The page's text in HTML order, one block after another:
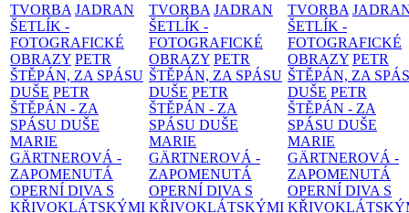
TVORBA JADRAN
ŠETLÍK -
FOTOGRAFICKÉ
OBRAZY PETR
ŠTĚPÁN, ZA SPÁSU
DUŠE PETR
ŠTĚPÁN - ZA
SPÁSU DUŠE
MARIE
GÄRTNEROVÁ -
ZAPOMENUTÁ
OPERNÍ DIVA S
KŘIVOKLÁTSKÝMI
TVORBA JADRAN
ŠETLÍK -
FOTOGRAFICKÉ
OBRAZY PETR
ŠTĚPÁN, ZA SPÁSU
DUŠE PETR
ŠTĚPÁN - ZA
SPÁSU DUŠE
MARIE
GÄRTNEROVÁ -
ZAPOMENUTÁ
OPERNÍ DIVA S
KŘIVOKLÁTSKÝMI
TVORBA
ŠETLÍK -
FOTOGRAFICKÉ
OBRAZY PETR
ŠTĚPÁN, ZA
DUŠE PETR
ŠTĚPÁN - ZA
SPÁSU DUŠE
MARIE
GÄRTNEROVÁ -
ZAPOMENUTÁ
OPERNÍ DIVA S